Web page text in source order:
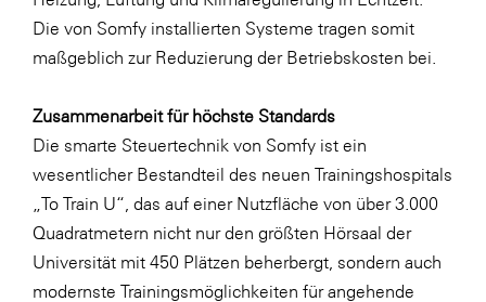
Die von Somfy installierten Systeme tragen somit
maßgeblich zur Reduzierung der Betriebskosten bei.
Zusammenarbeit für höchste Standards
Die smarte Steuertechnik von Somfy ist ein
wesentlicher Bestandteil des neuen Trainingshospitals
„To Train U“, das auf einer Nutzfläche von über 3.000
Quadratmetern nicht nur den größten Hörsaal der
Universität mit 450 Plätzen beherbergt, sondern auch
modernste Trainingsmöglichkeiten für angehende